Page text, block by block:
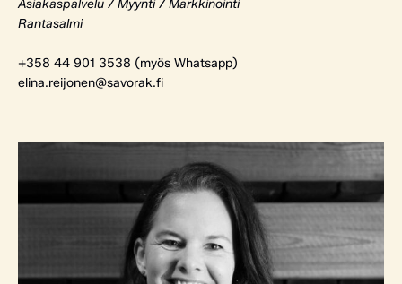
Asiakaspalvelu / Myynti / Markkinointi
Rantasalmi
+358 44 901 3538 (myös Whatsapp)
elina.reijonen@savorak.fi